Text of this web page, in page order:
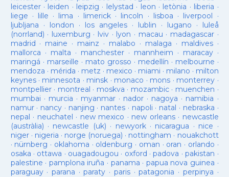
leicester· leiden · leipzig · lelystad · leon · letònia · liberia ·
liege · lille · lima · limerick· lincoln · lisboa · liverpool ·
ljubljana · london · los angeles· lublin · lugano · luleå
(norrland) · luxemburg · lviv · lyon · macau · madagascar·
madrid · maine · mainz · malabo · malaga · maldives·
mallorca · malta · manchester· mannheim · maracay·
maringá · marseille · mato grosso · medellín · melbourne ·
mendoza · mérida · metz · mexico · miami · milano · milton
keynes· minnesota · minsk · monaco · mons · monterrey ·
montpellier· montreal · moskva · mozambic· muenchen ·
mumbai · murcia · myanmar· nador · nagoya · namibia ·
namur· nancy · nanjing · nantes · napoli · natal · nebraska ·
nepal · neuchatel · new mexico · new orleans· newcastle
(austràlia) · newcastle (uk) · newyork· nicaragua · nice ·
niger· nigeria · norge (noruega) · nottingham · nouakchott
· nürnberg · oklahoma · oldenburg · oman · oran · orlando ·
osaka · ottawa · ouagadougou · oxford ·padova ·pakistan ·
palestine · pamplona iruña · panama · papua nova guinea ·
paraguay· parana ·paraty · paris·patagonia · perpinya ·